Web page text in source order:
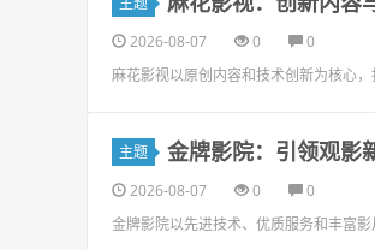
2026-08-07 0
0
麻花影视以原创内容和技术创新为核心
主题 金牌影院：引领观影
2026-08-07 0
0
金牌影院以先进技术、优质服务和丰富